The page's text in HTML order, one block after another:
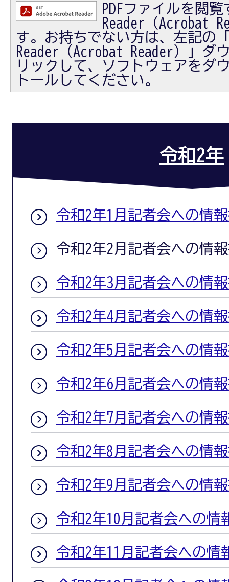
PDFファイルを閲
Reader（Acrobat
す。お持ちでない方は、左記の
Reader（Acrobat Reader）」ダ
リックして、ソフトウェアをダ
トールしてください。
令和2年
令和2年1月記者会への情
令和2年2月記者会への情
令和2年3月記者会への情
令和2年4月記者会への情
令和2年5月記者会への情
令和2年6月記者会への情
令和2年7月記者会への情
令和2年8月記者会への情
令和2年9月記者会への情
令和2年10月記者会への情
令和2年11月記者会への情